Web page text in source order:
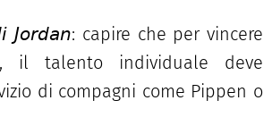
𝘑𝘰𝘳𝘥𝘢𝘯: capire che per vincere
il talento individuale deve
di compagni come Pippen o